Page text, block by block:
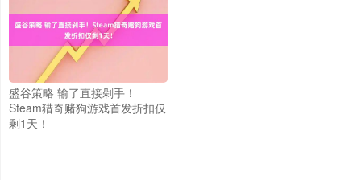
盛谷策略 输了直接剁手！
Steam猎奇赌狗游戏首发折扣仅
剩1天！